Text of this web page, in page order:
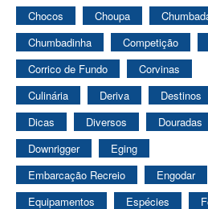
Chocos
Choupa
Chumbadinha
Competição
Corrico de Fundo
Corvinas
Culinária
Deriva
Destinos
Dicas
Diversos
Douradas
Downrigger
Eging
Embarcação Recreio
Engodar
Equipamentos
Espécies